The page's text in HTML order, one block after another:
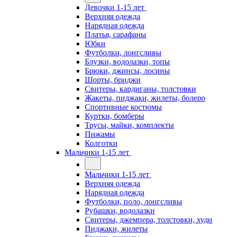
Девочки 1-15 лет
Верхняя одежда
Нарядная одежда
Платья, сарафаны
Юбки
Футболки, лонгсливы
Блузки, водолазки, топы
Брюки, джинсы, лосины
Шорты, бриджи
Свитеры, кардиганы, толстовки
Жакеты, пиджаки, жилеты, болеро
Спортивные костюмы
Куртки, бомберы
Трусы, майки, комплекты
Пижамы
Колготки
Мальчики 1-15 лет
Мальчики 1-15 лет
Верхняя одежда
Нарядная одежда
Футболки, поло, лонгсливы
Рубашки, водолазки
Свитеры, джемпера, толстовки, худи
Пиджаки, жилеты